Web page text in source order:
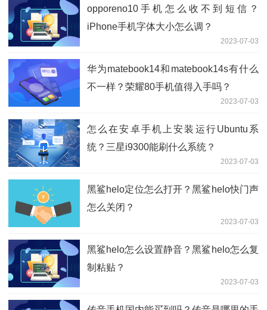
opporeno10手机怎么收不到短信？
iPhone手机字体大小怎么调？
2023-07-03
华为matebook14和matebook14s有什么
不一样？荣耀80手机值得入手吗？
2023-07-03
怎么在安卓手机上安装运行Ubuntu系
统？三星i9300能刷什么系统？
2023-07-03
黑鲨helo定位怎么打开？黑鲨helo快门声
怎么关闭？
2023-07-03
黑鲨helo怎么设置静音？黑鲨helo怎么复
制粘贴？
2023-07-03